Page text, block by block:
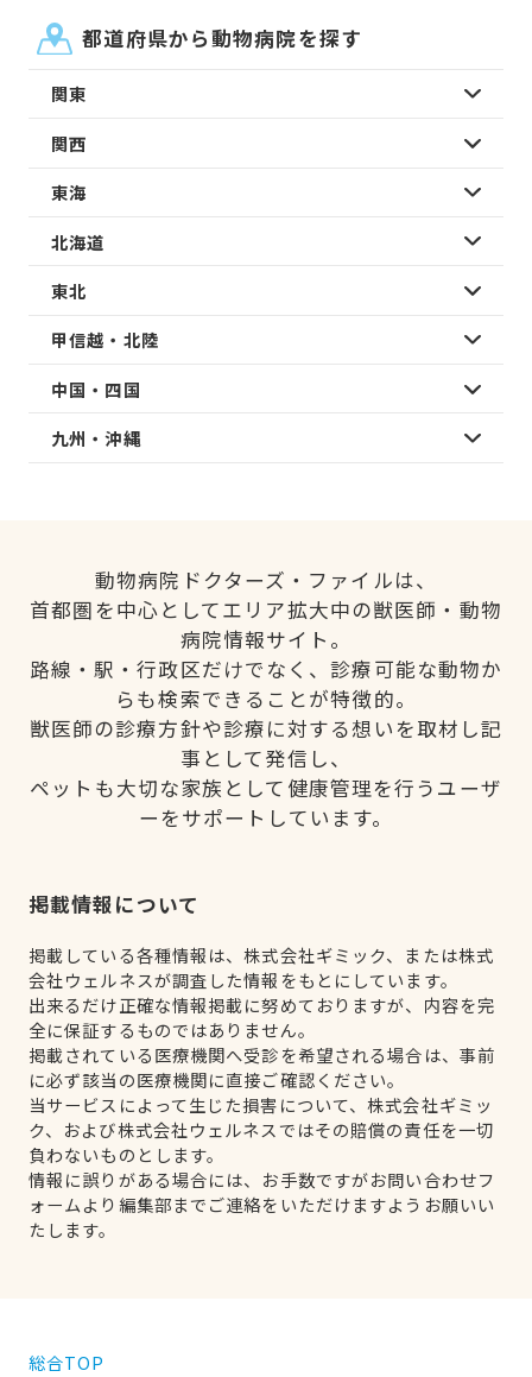
都道府県から動物病院を探す
関東
関西
東海
北海道
東北
甲信越・北陸
中国・四国
九州・沖縄
動物病院ドクターズ・ファイルは、
首都圏を中心としてエリア拡大中の獣医師・動物
病院情報サイト。
路線・駅・行政区だけでなく、診療可能な動物か
らも検索できることが特徴的。
獣医師の診療方針や診療に対する想いを取材し記
事として発信し、
ペットも大切な家族として健康管理を行うユーザ
ーをサポートしています。
掲載情報について
掲載している各種情報は、株式会社ギミック、または株式
会社ウェルネスが調査した情報をもとにしています。
出来るだけ正確な情報掲載に努めておりますが、内容を完
全に保証するものではありません。
掲載されている医療機関へ受診を希望される場合は、事前
に必ず該当の医療機関に直接ご確認ください。
当サービスによって生じた損害について、株式会社ギミッ
ク、および株式会社ウェルネスではその賠償の責任を一切
負わないものとします。
情報に誤りがある場合には、お手数ですがお問い合わせフ
ォームより編集部までご連絡をいただけますようお願いい
たします。
総合TOP